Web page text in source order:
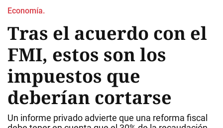
Economía.
Tras el acuerdo con el
FMI, estos son los
impuestos que
deberían cortarse
Un informe privado advierte que una reforma fiscal